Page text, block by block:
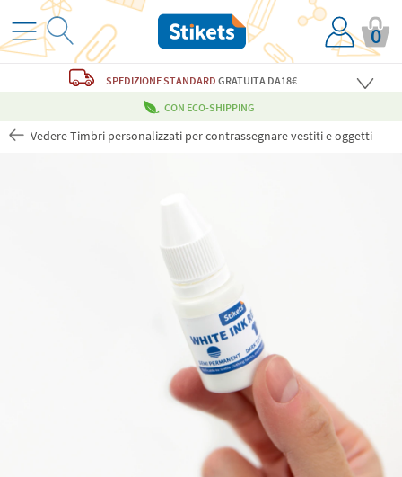
0
SPEDIZIONE STANDARD GRATUITADA18€
CON ECO-SHIPPING
Vedere Timbri personalizzati per contrassegnare vestiti e oggetti